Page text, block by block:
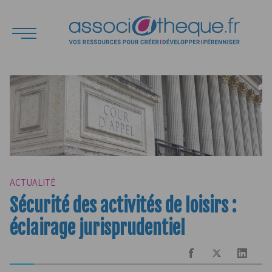
ACTUALITÉ
Sécurité des activités de loisirs :
éclairage jurisprudentiel